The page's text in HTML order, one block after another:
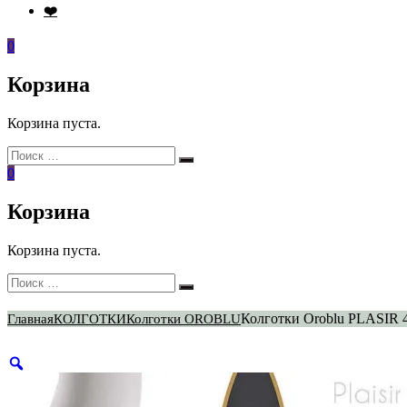
❤️
0
Корзина
Корзина пуста.
Искать:
Поиск
0
Корзина
Корзина пуста.
Искать:
Поиск
ГлавнаяКОЛГОТКИКолготки OROBLUКолготки Oroblu PLASIR